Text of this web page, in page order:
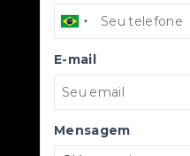
E-mail
Mensagem